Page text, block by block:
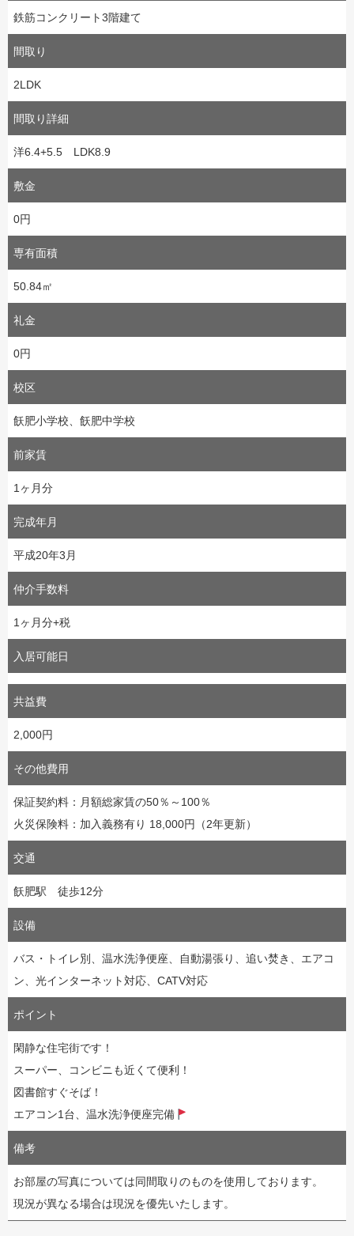
鉄筋コンクリート3階建て
間取り
2LDK
間取り詳細
洋6.4+5.5 LDK8.9
敷金
0円
専有面積
50.84㎡
礼金
0円
校区
飫肥小学校、飫肥中学校
前家賃
1ヶ月分
完成年月
平成20年3月
仲介手数料
1ヶ月分+税
入居可能日
共益費
2,000円
その他費用
保証契約料：月額総家賃の50％～100％
火災保険料：加入義務有り 18,000円（2年更新）
交通
飫肥駅 徒歩12分
設備
バス・トイレ別、温水洗浄便座、自動湯張り、追い焚き、エアコ
ン、光インターネット対応、CATV対応
ポイント
閑静な住宅街です！
スーパー、コンビニも近くて便利！
図書館すぐそば！
エアコン1台、温水洗浄便座完備
備考
お部屋の写真については同間取りのものを使用しております。
現況が異なる場合は現況を優先いたします。